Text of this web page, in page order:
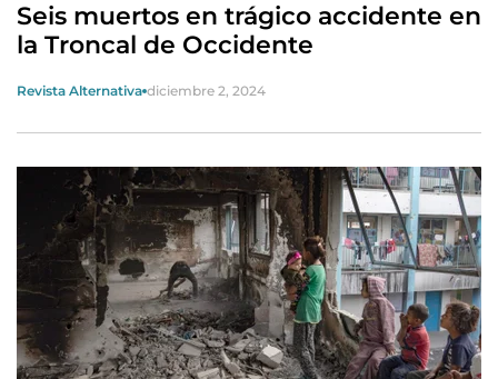
Seis muertos en trágico accidente en
la Troncal de Occidente
Revista Alternativa diciembre 2, 2024